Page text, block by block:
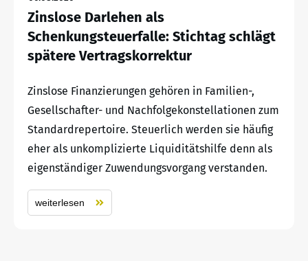
Zinslose Darlehen als
Schenkungsteuerfalle: Stichtag schlägt
spätere Vertragskorrektur
Zinslose Finanzierungen gehören in Familien-,
Gesellschafter- und Nachfolgekonstellationen zum
Standardrepertoire. Steuerlich werden sie häufig
eher als unkomplizierte Liquiditätshilfe denn als
eigenständiger Zuwendungsvorgang verstanden.
weiterlesen